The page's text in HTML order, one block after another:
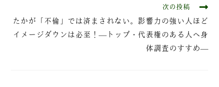
次の投稿
たかが「不倫」では済まされない。影響力の強い人ほど
イメージダウンは必至！—トップ・代表権のある人へ身
体調査のすすめ—